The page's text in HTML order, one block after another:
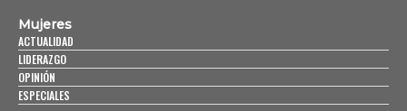
Mujeres
ACTUALIDAD
LIDERAZGO
OPINIÓN
ESPECIALES